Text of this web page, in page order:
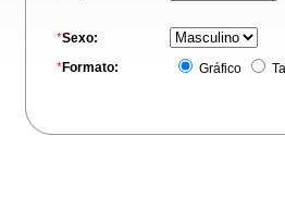
*Sexo:
*Formato: Gráfico